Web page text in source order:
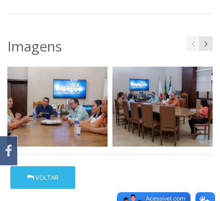
Imagens
VOLTAR